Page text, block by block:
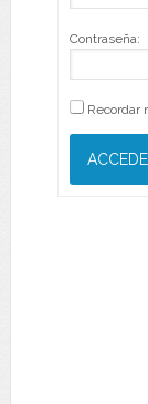
Contraseña:
Recordar